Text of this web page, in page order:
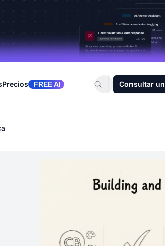
Precios FREE AI Consultar